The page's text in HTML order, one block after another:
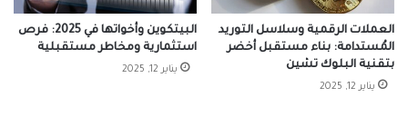
البيتكوين وأخواتها في 2025: فرص
استثمارية ومخاطر مستقبلية
يناير 12, 2025
العملات الرقمية وسلاسل التوريد
المُستدامة: بناء مستقبل أخضر
بتقنية البلوك تشين
يناير 12, 2025